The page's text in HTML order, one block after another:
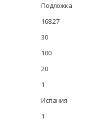
Подложка
168.27
30
100
20
1
Испания
1